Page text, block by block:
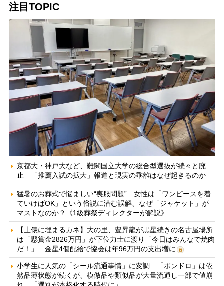
注目TOPIC
京都大・神戸大など、難関国立大学の総合型選抜が続々と廃
止 「推薦入試の拡大」報道と現実の乖離はなぜ起きるのか
猛暑のお葬式で悩ましい“喪服問題” 女性は「ワンピースを着
ていけばOK」という俗説に潜む誤解、なぜ「ジャケット」が
マストなのか？《1級葬祭ディレクターが解説》
【土俵に埋まるカネ】大の里、豊昇龍が黒星続きの名古屋場所
は「懸賞金2826万円」が下位力士に渡り「今日はみんなで焼肉
だ！」 金星4個配給で協会は年96万円の支出増に
小学生に人気の「シール流通事情」に変調 「ボンドロ」は依
然品薄状態が続くが、模倣品や類似品が大量流通し一部で値崩